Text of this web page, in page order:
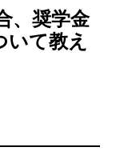
、奨学金
て教え